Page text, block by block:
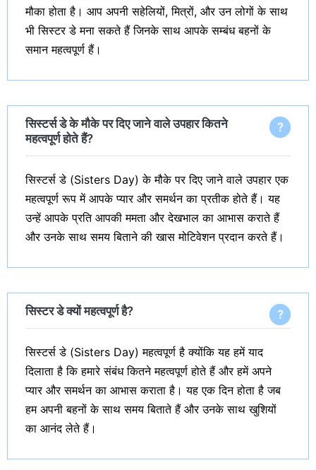
मौका होता है। आप अपनी सहेलियों, मित्रों, और उन लोगों के साथ
भी सिस्टर डे मना सकते हैं जिनके साथ आपके सम्बंध बहनों के
समान महत्वपूर्ण हैं।
सिस्टर्स डे के मौके पर दिए जाने वाले उपहार कितने
महत्वपूर्ण होते हैं?
सिस्टर्स डे (Sisters Day) के मौके पर दिए जाने वाले उपहार एक
महत्वपूर्ण रूप में आपके प्यार और समर्थन का प्रतीक होते हैं। यह
उन्हें आपके प्रति आपकी ममता और देखभाल का आभास कराते हैं
और उनके साथ समय बिताने की खास मोटिवेशन प्रदान करते हैं।
सिस्टर डे क्यों महत्वपूर्ण है?
सिस्टर्स डे (Sisters Day) महत्वपूर्ण है क्योंकि यह हमें याद
दिलाता है कि हमारे संबंध कितने महत्वपूर्ण होते हैं और हमें अपने
प्यार और समर्थन का आभास कराता है। यह एक दिन होता है जब
हम अपनी बहनों के साथ समय बिताते हैं और उनके साथ खुशियों
का आनंद लेते हैं।